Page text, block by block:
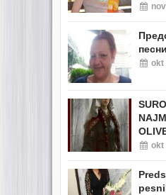
okt
okt